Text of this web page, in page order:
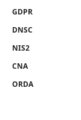
GDPR
DNSC
NIS2
CNA
ORDA